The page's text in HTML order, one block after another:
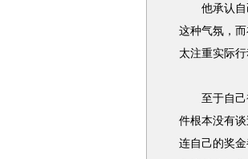
他承认自己
这种气氛，
太注重实际
至于自己被
件根本没有
连自己的奖